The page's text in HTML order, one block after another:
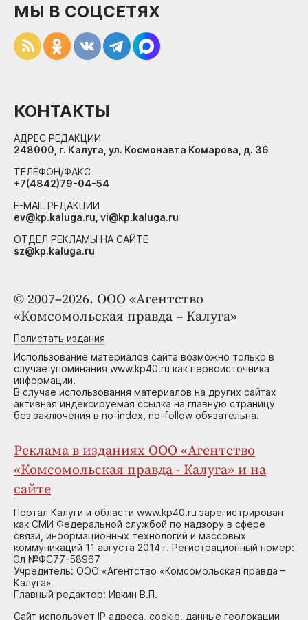
© 2007–2026. ООО «Агентство
«Комсомольская правда – Калуга»
Полистать издания
Использование материалов сайта возможно только в
случае упоминания www.kp40.ru как первоисточника
информации.
В случае использования материалов на других сайтах
активная индексируемая ссылка на главную страницу
без заключения в no-index, no-follow обязательна.
Реклама в изданиях ООО «Агентство
«Комсомольская правда - Калуга» и на
сайте
Портал Калуги и области www.kp40.ru зарегистрирован
как СМИ Федеральной службой по надзору в сфере
связи, информационных технологий и массовых
коммуникаций 11 августа 2014 г. Регистрационный номер:
Эл №ФС77-58967
Учредитель: ООО «Агентство «Комсомольская правда –
Калуга»
Главный редактор: Ивкин В.П.
Сайт использует IP адреса, cookie, данные геолокации
МЫ В СОЦСЕТЯХ
КОНТАКТЫ
АДРЕС РЕДАКЦИИ
248000, г. Калуга, ул. Космонавта Комарова, д. 36
ТЕЛЕФОН/ФАКС
+7(4842)79-04-54
E-MAIL РЕДАКЦИИ
ev@kp.kaluga.ru, vi@kp.kaluga.ru
ОТДЕЛ РЕКЛАМЫ НА САЙТЕ
sz@kp.kaluga.ru